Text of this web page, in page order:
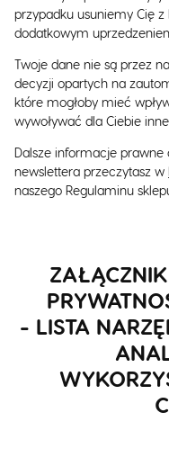
przypadku usuniemy Cię z
dodatkowym
Twoje dane nie są przez
decyzji opartych na
które mogłoby mieć
wywoływać dla Ciebie
Dalsze informacje prawne
newslettera przeczytasz w
naszego Regulaminu
- LISTA